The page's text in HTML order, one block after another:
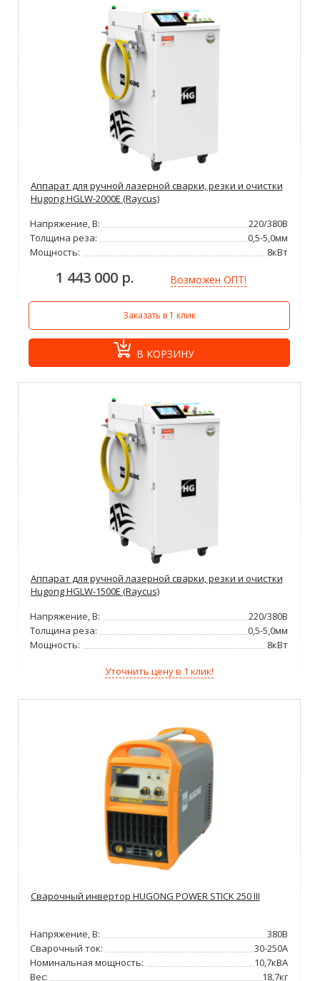
Аппарат для ручной лазерной сварки, резки и очистки
Hugong HGLW-2000E (Raycus)
Напряжение, В:
220/380В
Толщина реза:
0,5-5,0мм
Мощность:
8кВт
1 443 000 р. Возможен ОПТ!
Заказать в 1 клик
В КОРЗИНУ
Аппарат для ручной лазерной сварки, резки и очистки
Hugong HGLW-1500E (Raycus)
Напряжение, В:
220/380В
Толщина реза:
0,5-5,0мм
Мощность:
8кВт
Уточнить цену в 1 клик!
Сварочный инвертор HUGONG POWER STICK 250 III
Напряжение, В:
380В
Сварочный ток:
30-250А
Номинальная мощность:
10,7кВА
Вес:
18,7кг